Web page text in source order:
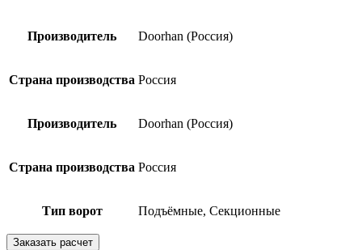
Производитель Doorhan (Россия)
Страна производства Россия
Производитель Doorhan (Россия)
Страна производства Россия
Тип ворот Подъёмные, Секционные
Заказать расчет